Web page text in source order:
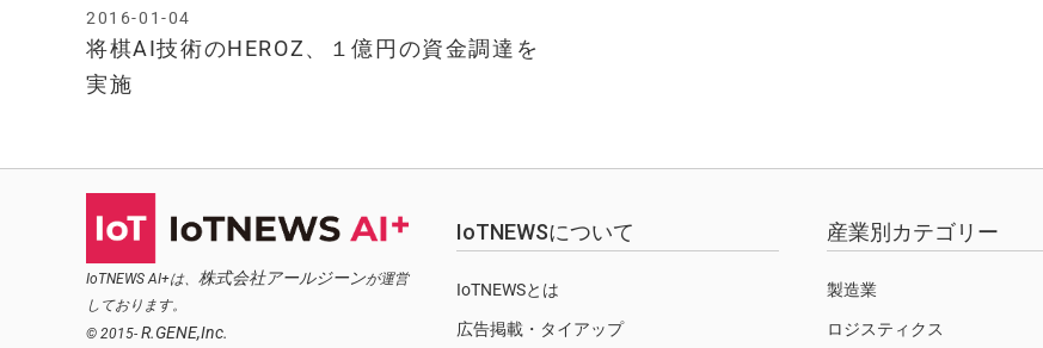
将棋AI技術のHEROZ、１億円の資金調達を
実施
2016-01-04
IoTNEWS AI+は、 株式会社アールジーンが運営
しております。
© 2015- R.GENE,Inc.
IoTNEWSについて
IoTNEWSとは
広告掲載・タイアップ
産業別カテゴリー
製造業
ロジスティクス